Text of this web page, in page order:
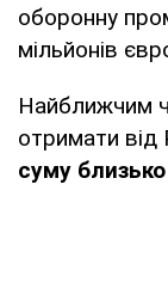
оборонну
мільйонів
Найближчим
отримати від
суму